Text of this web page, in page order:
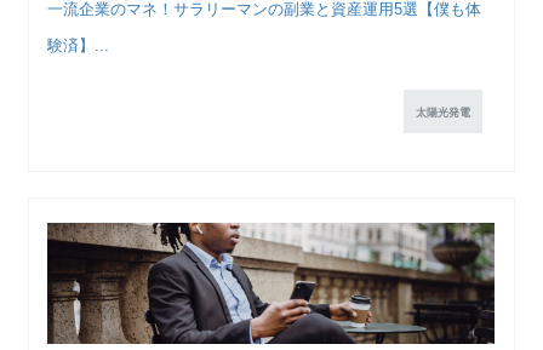
一流企業のマネ！サラリーマンの副業と資産運用5選【僕も体
験済】...
太陽光発電